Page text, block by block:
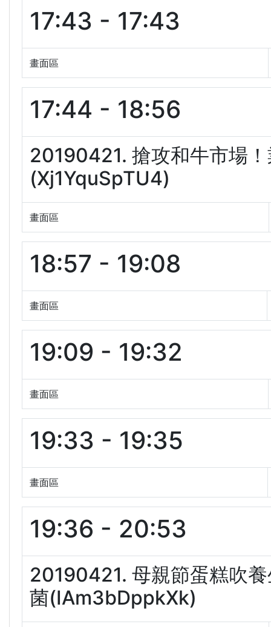
17:43 - 17:43
畫面區
17:44 - 18:56
20190421. 搶攻和牛市場
(Xj1YquSpTU4)
畫面區
18:57 - 19:08
畫面區
19:09 - 19:32
畫面區
19:33 - 19:35
畫面區
19:36 - 20:53
20190421. 母親節蛋糕吹
菌(IAm3bDppkXk)